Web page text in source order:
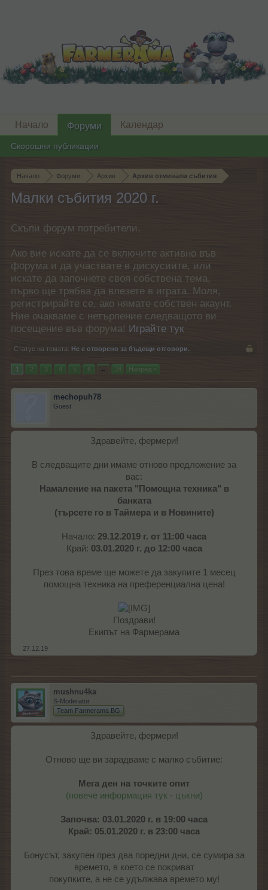
Начало Форуми Архив Архив отминали събития
Малки събития 2020 г.
Скъпи форум потребители,
Ако вие искате да се включите активно във
форума и да участвате в дискусиите, или
искате да започнете своя собствена тема,
първо ще трябва да влезете в играта. Моля,
регистрирайте се, ако нямате собствен акаунт.
Ние очакваме с нетърпение следващото ви
посещение във форума! Играйте тук
Статус на темата: Не е отворено за бъдещи отговори.
1 2 3 4 5 6 → 28 Напред >
mechopuh78
Guest
Здравейте, фермери!
В следващите дни имаме отново предложение за
вас:
Намаление на пакета "Помощна техника" в
банката
(търсете го в Таймера и в Новините)
Начало: 29.12.2019 г. от 11:00 часа
Край: 03.01.2020 г. до 12:00 часа
През това време ще можете да закупите 1 месец
помощна техника на преференциална цена!
Поздрави!
Екипът на Фармерама​
27.12.19
mushnu4ka
S-Moderator
Team Farmerama BG
Здравейте, фермери!
Отново ще ви зарадваме с малко събитие:
Мега ден на точките опит
(повече информация тук - цъкни)
Започва: 03.01.2020 г. в 19:00 часа
Край: 05.01.2020 г. в 23:00 часа
Бонусът, закупен през два поредни дни, се сумира за
времето, в което се покриват
покупките, а не се удължава времето му!
Начало Форуми
Скорошни публикации
Календар